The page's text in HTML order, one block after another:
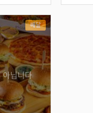
배달
아닙니다